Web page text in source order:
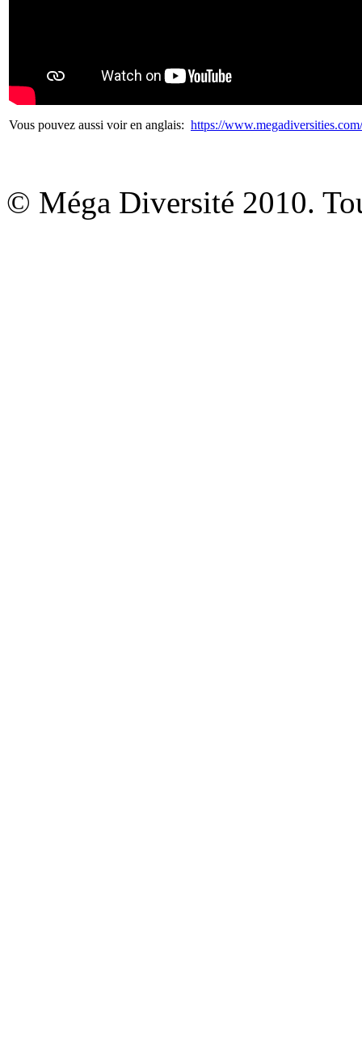
Vous pouvez aussi voir en anglais: https://
© Méga Diversité 2010.